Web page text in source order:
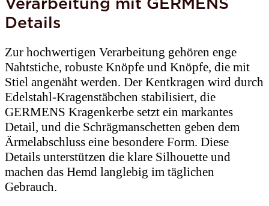
Details
Zur hochwertigen Verarbeitung gehören enge
Nahtstiche, robuste Knöpfe und Knöpfe, die mit
Stiel angenäht werden. Der Kentkragen wird durch
Edelstahl-Kragenstäbchen stabilisiert, die
GERMENS Kragenkerbe setzt ein markantes
Detail, und die Schrägmanschetten geben dem
Ärmelabschluss eine besondere Form. Diese
Details unterstützen die klare Silhouette und
machen das Hemd langlebig im täglichen
Gebrauch.